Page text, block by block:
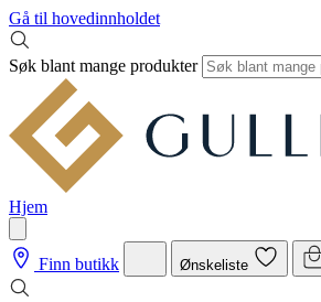
Gå til hovedinnholdet
Søk blant mange produkter
Hjem
Finn butikk Ønskeliste